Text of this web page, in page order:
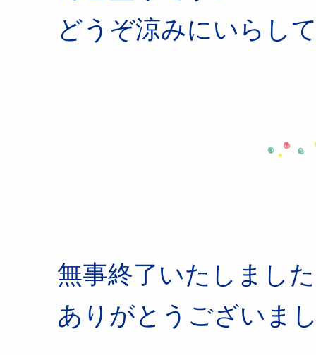
どうぞ涼みにいらし
無事終了いたしまし
ありがとうございま